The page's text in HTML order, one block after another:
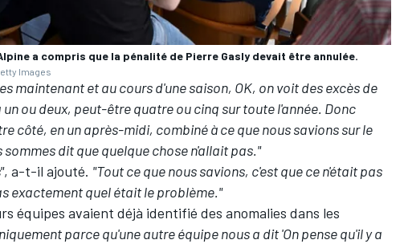
a compris que la pénalité de Pierre Gasly devait être annulée.
Images
maintenant et au cours d'une saison, OK, on voit des excès de
un ou deux, peut-être quatre ou cinq sur toute l'année. Donc
côté, en un après-midi, combiné à ce que nous savions sur le
dit que quelque chose n'allait pas."
, a-t-il ajouté. "Tout ce que nous savions, c'est que ce n'était pas
exactement quel était le problème."
équipes avaient déjà identifié des anomalies dans les
parce qu'une autre équipe nous a dit 'On pense qu'il y a